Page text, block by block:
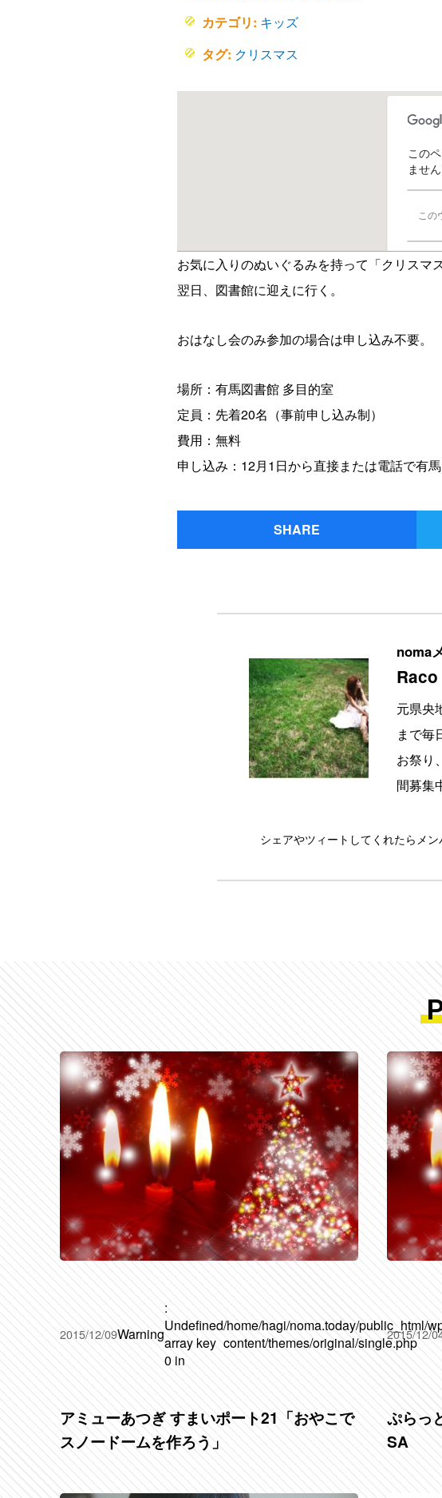
カテゴリ: キッズ
タグ: クリスマス
この
ませ
この
お気に入りのぬいぐるみを持って「クリスマ
翌日、図書館に迎えに行く。
おはなし会のみ参加の場合は申し込み不要。
場所：有馬図書館 多目的室
定員：先着20名（事前申し込み制）
費用：無料
申し込み：12月1日から直接または電話で有馬
SHARE
noma
Raco
元県央
まで毎
お祭り
間募集
シェアやツィートしてくれたらメ
2015/12/09Warning
:
Undefined
array key
0 in
/home/hagi/noma.today/public_html/
content/themes/original/single.php
アミューあつぎ すまいポート21「おやこで
スノードームを作ろう」
2015/12/
ぷらっ
SA